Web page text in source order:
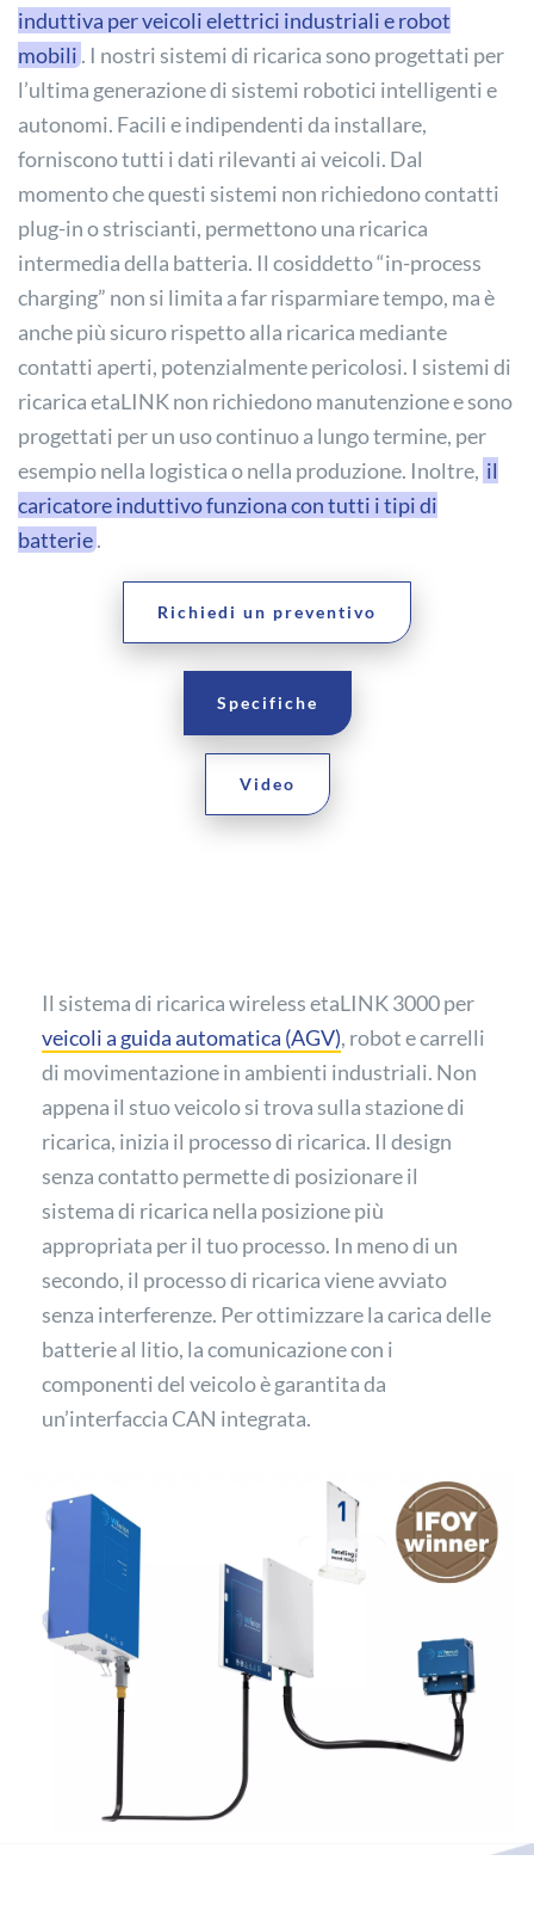
induttiva per veicoli elettrici industriali e robot
mobili . I nostri sistemi di ricarica sono progettati per
l’ultima generazione di sistemi robotici intelligenti e
autonomi. Facili e indipendenti da installare,
forniscono tutti i dati rilevanti ai veicoli. Dal
momento che questi sistemi non richiedono contatti
plug-in o striscianti, permettono una ricarica
intermedia della batteria. Il cosiddetto “in-process
charging” non si limita a far risparmiare tempo, ma è
anche più sicuro rispetto alla ricarica mediante
contatti aperti, potenzialmente pericolosi. I sistemi di
ricarica etaLINK non richiedono manutenzione e sono
progettati per un uso continuo a lungo termine, per
esempio nella logistica o nella produzione. Inoltre, il
caricatore induttivo funziona con tutti i tipi di
batterie.
Richiedi un preventivo
Specifiche
Video
Il sistema di ricarica wireless etaLINK 3000 per
veicoli a guida automatica (AGV), robot e carrelli
di movimentazione in ambienti industriali. Non
appena il stuo veicolo si trova sulla stazione di
ricarica, inizia il processo di ricarica. Il design
senza contatto permette di posizionare il
sistema di ricarica nella posizione più
appropriata per il tuo processo. In meno di un
secondo, il processo di ricarica viene avviato
senza interferenze. Per ottimizzare la carica delle
batterie al litio, la comunicazione con i
componenti del veicolo è garantita da
un’interfaccia CAN integrata.